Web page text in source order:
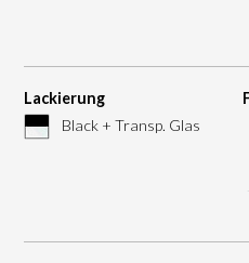
Lackierung
Black + Transp. Glas